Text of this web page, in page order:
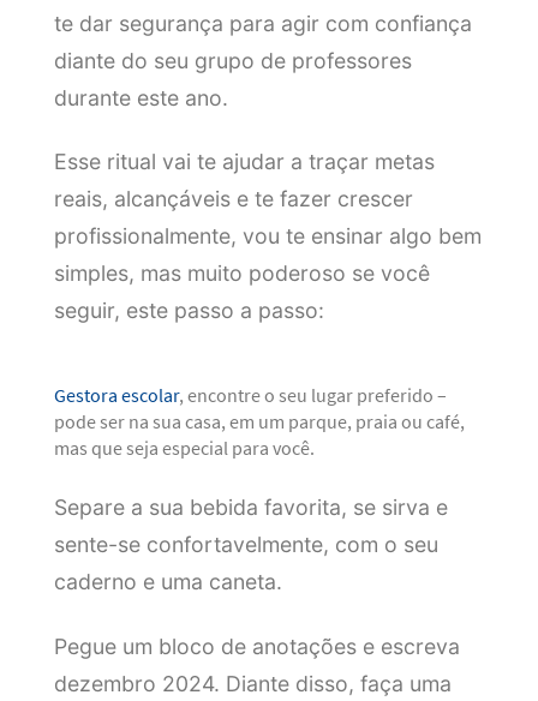
te dar segurança para agir com confiança
diante do seu grupo de professores
durante este ano.
Esse ritual vai te ajudar a traçar metas
reais, alcançáveis e te fazer crescer
profissionalmente, vou te ensinar algo bem
simples, mas muito poderoso se você
seguir, este passo a passo:
Gestora escolar, encontre o seu lugar preferido –
pode ser na sua casa, em um parque, praia ou café,
mas que seja especial para você.
Separe a sua bebida favorita, se sirva e
sente-se confortavelmente, com o seu
caderno e uma caneta.
Pegue um bloco de anotações e escreva
dezembro 2024. Diante disso, faça uma